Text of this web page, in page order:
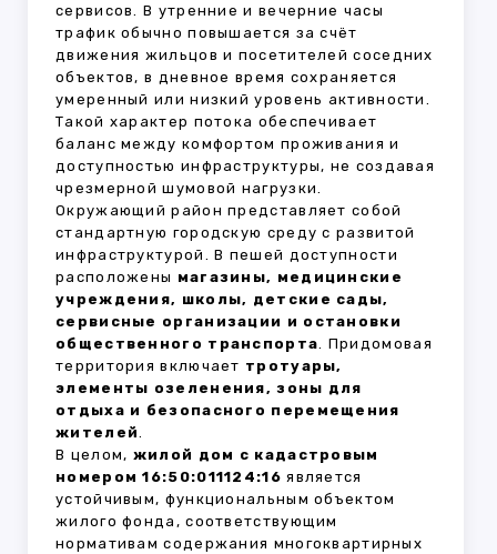
сервисов. В утренние и вечерние часы
трафик обычно повышается за счёт
движения жильцов и посетителей соседних
объектов, в дневное время сохраняется
умеренный или низкий уровень активности.
Такой характер потока обеспечивает
баланс между комфортом проживания и
доступностью инфраструктуры, не создавая
чрезмерной шумовой нагрузки.
Окружающий район представляет собой
стандартную городскую среду с развитой
инфраструктурой. В пешей доступности
расположены магазины, медицинские
учреждения, школы, детские сады,
сервисные организации и остановки
общественного транспорта. Придомовая
территория включает тротуары,
элементы озеленения, зоны для
отдыха и безопасного перемещения
жителей.
В целом, жилой дом с кадастровым
номером 16:50:011124:16 является
устойчивым, функциональным объектом
жилого фонда, соответствующим
нормативам содержания многоквартирных